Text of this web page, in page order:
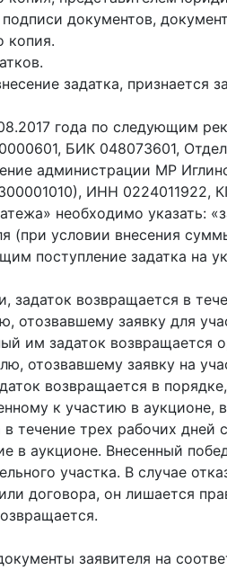
документов,
копия.
задатка, признается
года по следующим
БИК 048073601,
администрации МР
ИНН 0224011922,
необходимо указать:
(при условии внесения
поступление задатка на
задаток возвращается в
отозвавшему заявку для
им задаток возвращается
отозвавшему заявку на
возвращается в
к участию в аукционе,
течение трех рабочих дней
в аукционе. Внесенный
участка. В случае
договора, он лишается
заявителя на